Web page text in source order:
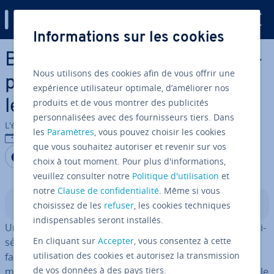
Aller au contenu principal
Bi­blio­thèque de prompts : ex­
pli­ca­tion, avantages et meil­
leures pratiques
L'équipe édi­to­riale IONOS
08/01/2026
Partager sur Facebook
Partager sur Twitter
Partager sur LinkedIn
Sommaire
Une bi­blio­thèque de prompts est une col­lec­tion cen­tra­li­
sée et struc­tu­rée de prompts pré­dé­fi­nis, conçue pour
faciliter leur réu­ti­li­sa­tion, leur or­ga­ni­sa­tion et leur op­ti­
Informations sur les cookies
Nous utilisons des cookies afin de vous offrir une
expérience utilisateur optimale, d’améliorer nos
produits et de vous montrer des publicités
personnalisées avec des fournisseurs tiers. Dans
les Paramètres, vous pouvez choisir les cookies
que vous souhaitez autoriser et revenir sur vos
choix à tout moment. Pour plus d'informations,
veuillez consulter notre Politique d'utilisation et
notreClause de confidentialité. Même si vous
choisissez de les refuser, les cookies techniques
indispensables seront installés.
En cliquant surAccepter, vous consentez à cette
utilisation des cookies et autorisez la transmission
de vos données à des pays tiers.